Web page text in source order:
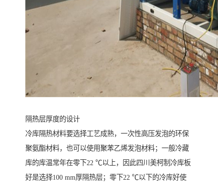
隔热层厚度的设计
冷库隔热材料要选择工艺成熟，一次性高压发泡的环保
聚氨酯材料，也可以使用聚苯乙烯发泡材料；一般冷藏
库的库温常年在零下22 ℃以上，因此四川美柯制冷库板
好是选择100 mm厚隔热层；零下22 ℃以下的冷库好使